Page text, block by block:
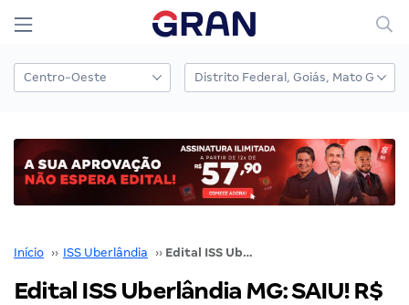
Início ›› ISS Uberlândia ›› Edital ISS Uberlândia MG: SAIU! R$ 5,6 mil; confira!
Edital ISS Uberlândia MG: SAIU! R$